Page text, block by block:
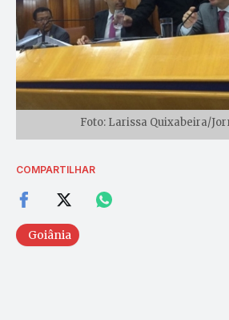
Foto: Larissa Quixabeira/
COMPARTILHAR
Goiânia